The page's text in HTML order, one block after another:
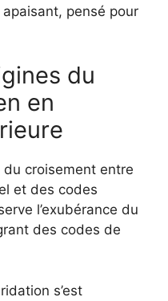
pensé pour
du
en
du croisement entre
et des codes
l’exubérance du
des codes de
s’est